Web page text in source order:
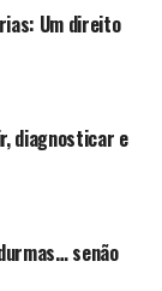
Um direito
diagnosticar e
senão